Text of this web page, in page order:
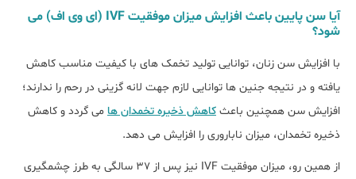
آیا سن پایین باعث افزایش میزان موفقیت IVF (ای وی اف) می
شود؟
با افزایش سن زنان، توانایی تولید تخمک های با کیفیت مناسب کاهش
یافته و در نتیجه جنین ها توانایی لازم جهت لانه گزینی در رحم را ندارند؛
افزایش سن همچنین باعث کاهش ذخیره تخمدان ها می گردد و کاهش
ذخیره تخمدان، میزان ناباروری را افزایش می دهد.
از همین رو، میزان موفقیت IVF نیز پس از 37 سالگی به طرز چشمگیری